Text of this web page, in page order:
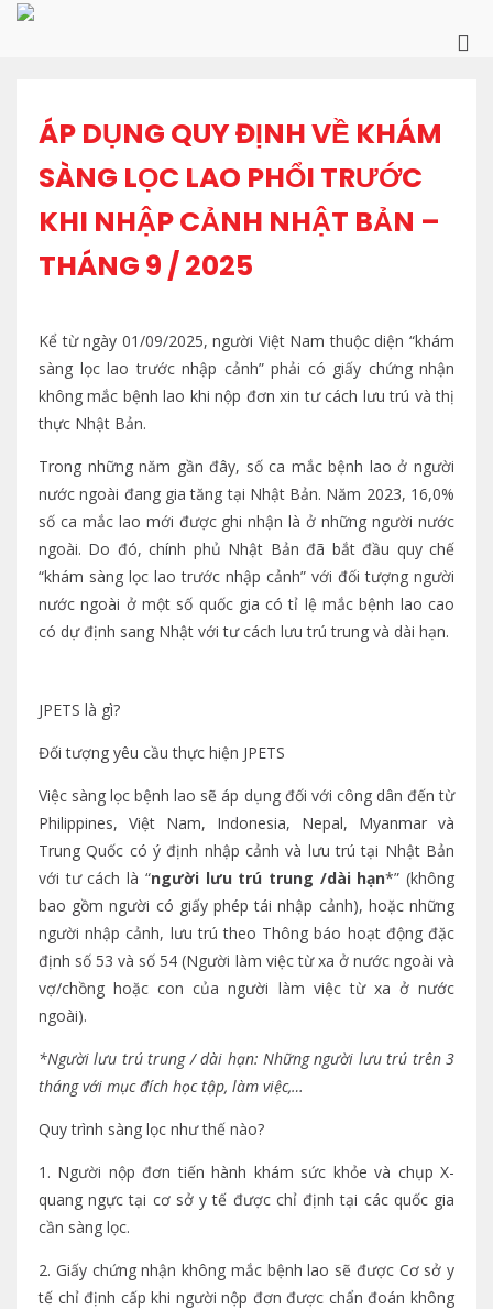
Skip
ÁP DỤNG QUY ĐỊNH VỀ KHÁM
SÀNG LỌC LAO PHỔI TRƯỚC
KHI NHẬP CẢNH NHẬT BẢN –
THÁNG 9 / 2025
Kể từ ngày 01/09/2025, người Việt Nam thuộc diện “khám
sàng lọc lao trước nhập cảnh” phải có giấy chứng nhận
không mắc bệnh lao khi nộp đơn xin tư cách lưu trú và thị
thực Nhật Bản.
Trong những năm gần đây, số ca mắc bệnh lao ở người
nước ngoài đang gia tăng tại Nhật Bản. Năm 2023, 16,0%
số ca mắc lao mới được ghi nhận là ở những người nước
ngoài. Do đó, chính phủ Nhật Bản đã bắt đầu quy chế
“khám sàng lọc lao trước nhập cảnh” với đối tượng người
nước ngoài ở một số quốc gia có tỉ lệ mắc bệnh lao cao
có dự định sang Nhật với tư cách lưu trú trung và dài hạn.
JPETS là gì?
Đối tượng yêu cầu thực hiện JPETS
Việc sàng lọc bệnh lao sẽ áp dụng đối với công dân đến từ
Philippines, Việt Nam, Indonesia, Nepal, Myanmar và
Trung Quốc có ý định nhập cảnh và lưu trú tại Nhật Bản
với tư cách là “người lưu trú trung /dài hạn*” (không
bao gồm người có giấy phép tái nhập cảnh), hoặc những
người nhập cảnh, lưu trú theo Thông báo hoạt động đặc
định số 53 và số 54 (Người làm việc từ xa ở nước ngoài và
vợ/chồng hoặc con của người làm việc từ xa ở nước
ngoài).
*Người lưu trú trung / dài hạn: Những người lưu trú trên 3
tháng với mục đích học tập, làm việc,…
Quy trình sàng lọc như thế nào?
1. Người nộp đơn tiến hành khám sức khỏe và chụp X-
quang ngực tại cơ sở y tế được chỉ định tại các quốc gia
cần sàng lọc.
2. Giấy chứng nhận không mắc bệnh lao sẽ được Cơ sở y
tế chỉ định cấp khi người nộp đơn được chẩn đoán không